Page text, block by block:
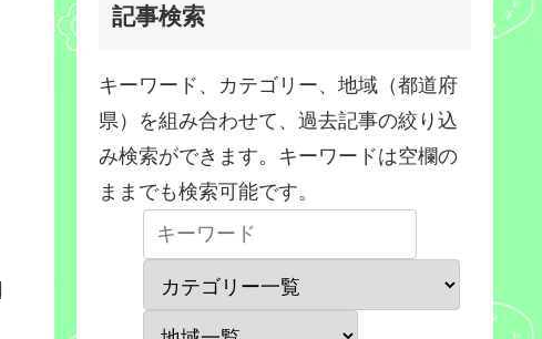
記事検索
キーワード、カテゴリー、地域（都道府
県）を組み合わせて、過去記事の絞り込
み検索ができます。キーワードは空欄の
ままでも検索可能です。